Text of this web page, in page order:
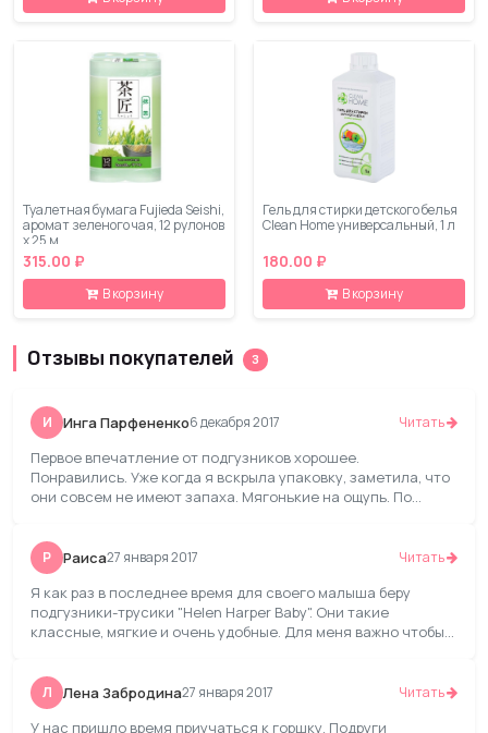
Туалетная бумага Fujieda Seishi,
аромат зеленого чая, 12 рулонов
х 25 м
315.00 ₽
В корзину
Гель для стирки детского белья
Clean Home универсальный, 1 л
180.00 ₽
В корзину
Отзывы покупателей 3
И Инга Парфененко6 декабря 2017 Читать
Первое впечатление от подгузников хорошее.
Понравились. Уже когда я вскрыла упаковку, заметила, что
они совсем не имеют запаха. Мягонькие на ощупь. По
замечательно. Внутренний слой гладкий впитывает
хорошо, без комков. Есть полосочки-индикаторы и липкая
лента.
Р Раиса27 января 2017 Читать
Я как раз в последнее время для своего малыша беру
подгузники-трусики "Helen Harper Baby". Они такие
классные, мягкие и очень удобные. Для меня важно чтобы
сухости, даже после длительного сна, попка остается
сухая. Они хорошо держат влагу, даже при наполнении они
Л Лена Забродина27 января 2017 Читать
У нас пришло время приучаться к горшку. Подруги